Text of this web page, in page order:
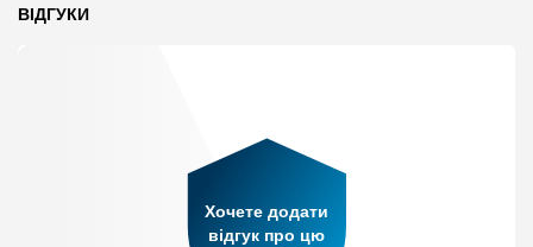
ВІДГУКИ
Хочете додати
відгук про цю